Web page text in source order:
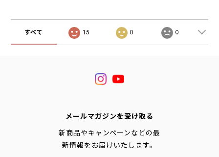
すべて 15 0 0
メールマガジンを受け取る
新商品やキャンペーンなどの最
新情報をお届けいたします。